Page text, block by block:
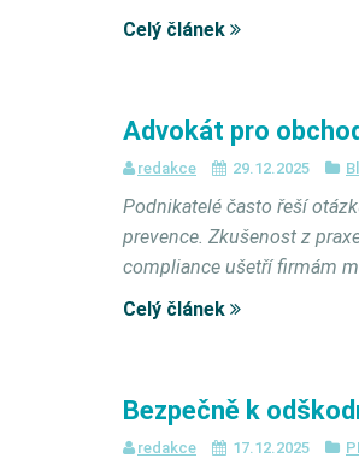
Celý článek
Advokát pro
redakce 29.12.2025
Podnikatelé často řeší
prevence. Zkušenost z
compliance ušetří firmám
Celý článek
Bezpečně k
redakce 17.12.2025